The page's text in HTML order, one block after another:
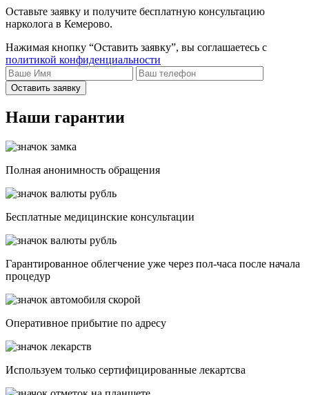
Оставьте заявку и получите бесплатную консультацию
нарколога в Кемерово.
Нажимая кнопку “Оставить заявку”, вы соглашаетесь с
политикой конфиденциальности
Оставить заявку
Наши гарантии
Полная анонимность обращения
Бесплатные медицинские консультации
Гарантированное облегчение уже через пол-часа после начала
процедур
Опеpативное прибытие по адресу
Используем только сертифицированные лекартсва